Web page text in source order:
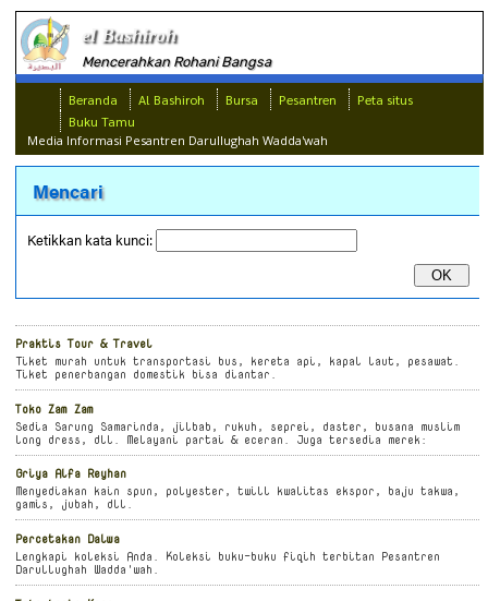
el Bashiroh
Mencerahkan Rohani Bangsa
Beranda Al Bashiroh Bursa Pesantren
Peta situs
Buku Tamu
Media Informasi Pesantren Darullughah Wadda'wah
Mencari
Ketikkan kata kunci:
Praktis Tour & Travel
Tiket murah untuk transportasi bus, kereta api, kapal laut, pesawat.
Tiket penerbangan domestik bisa diantar.
Toko Zam Zam
Sedia Sarung Samarinda, jilbab, rukuh, seprei, daster, busana muslim
long dress, dll. Melayani partai & eceran. Juga tersedia merek:
Griya Alfa Reyhan
Menyediakan kain spun, polyester, twill kwalitas ekspor, baju takwa,
gamis, jubah, dll.
Percetakan Dalwa
Lengkapi koleksi Anda. Koleksi buku-buku fiqih terbitan Pesantren
Darullughah Wadda'wah.